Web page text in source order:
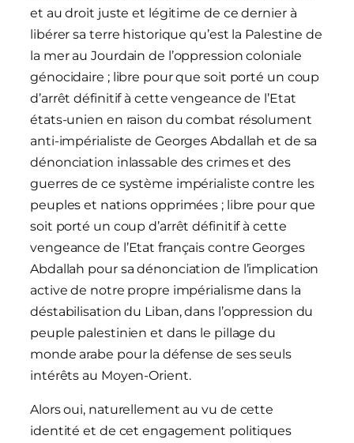
et au droit juste et légitime de ce dernier à
libérer sa terre historique qu’est la Palestine de
la mer au Jourdain de l’oppression coloniale
génocidaire ; libre pour que soit porté un coup
d’arrêt définitif à cette vengeance de l’Etat
états-unien en raison du combat résolument
anti-impérialiste de Georges Abdallah et de sa
dénonciation inlassable des crimes et des
guerres de ce système impérialiste contre les
peuples et nations opprimées ; libre pour que
soit porté un coup d’arrêt définitif à cette
vengeance de l’Etat français contre Georges
Abdallah pour sa dénonciation de l’implication
active de notre propre impérialisme dans la
déstabilisation du Liban, dans l’oppression du
peuple palestinien et dans le pillage du
monde arabe pour la défense de ses seuls
intérêts au Moyen-Orient.
Alors oui, naturellement au vu de cette
identité et de cet engagement politiques